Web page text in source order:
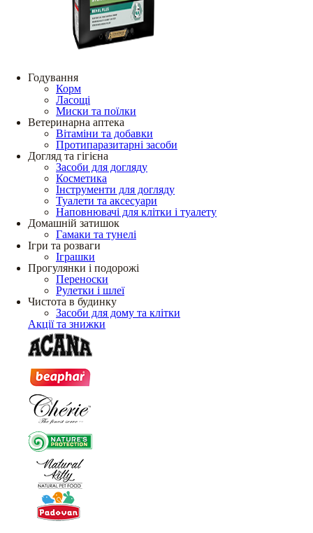
Годування
Корм
Ласощі
Миски та поїлки
Ветеринарна аптека
Вітаміни та добавки
Протипаразитарні засоби
Догляд та гігієна
Засоби для догляду
Косметика
Інструменти для догляду
Туалети та аксесуари
Наповнювачі для клітки і туалету
Домашній затишок
Гамаки та тунелі
Ігри та розваги
Іграшки
Прогулянки і подорожі
Переноски
Рулетки і шлеї
Чистота в будинку
Засоби для дому та клітки
Акції та знижки